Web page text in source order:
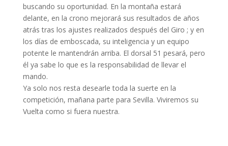
buscando su oportunidad. En la montaña estará
delante, en la crono mejorará sus resultados de años
atrás tras los ajustes realizados después del Giro ; y en
los días de emboscada, su inteligencia y un equipo
potente le mantendrán arriba. El dorsal 51 pesará, pero
él ya sabe lo que es la responsabilidad de llevar el
mando.
Ya solo nos resta desearle toda la suerte en la
competición, mañana parte para Sevilla. Viviremos su
Vuelta como si fuera nuestra.